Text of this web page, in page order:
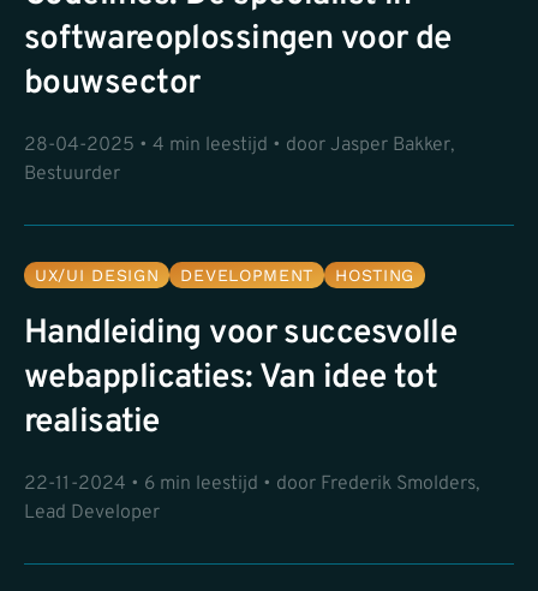
softwareoplossingen voor de
bouwsector
28-04-2025 • 4 min leestijd • door Jasper Bakker,
Bestuurder
UX/UI DESIGN DEVELOPMENT HOSTING
Handleiding voor succesvolle
webapplicaties: Van idee tot
realisatie
22-11-2024 • 6 min leestijd • door Frederik Smolders,
Lead Developer